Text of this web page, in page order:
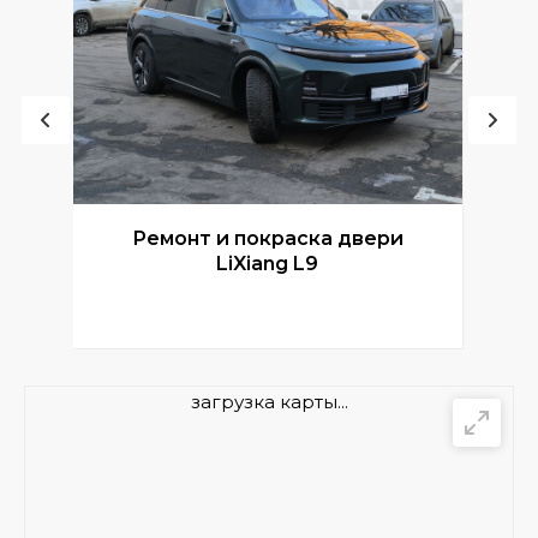
Ремонт и покраска двери
LiXiang L9
загрузка карты...